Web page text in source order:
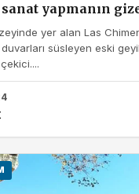
yapmanın
yer alan Las
süsleyen eski